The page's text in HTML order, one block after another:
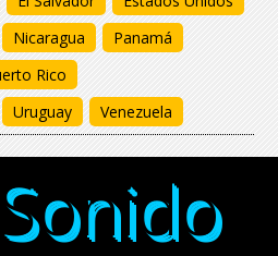
Nicaragua
Panamá
Rico
Uruguay Venezuela
Sonido
Sonido
Sonido
Sonido